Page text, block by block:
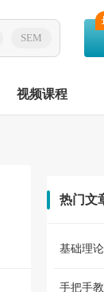
SEM
视频课程
热门文